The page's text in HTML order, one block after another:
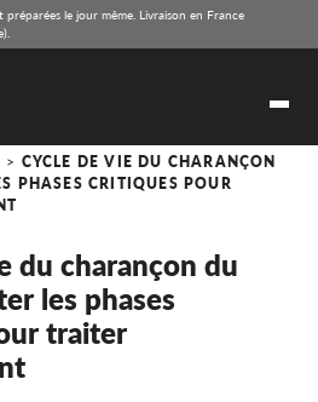
préparées le jour même. Livraison en France
> CYCLE DE VIE DU CHARANÇON
PHASES CRITIQUES POUR
du charançon du
les phases
traiter